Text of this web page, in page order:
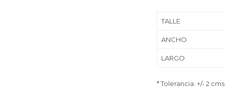
TALLE
ANCHO
LARGO
* Tolerancia: +/- 2